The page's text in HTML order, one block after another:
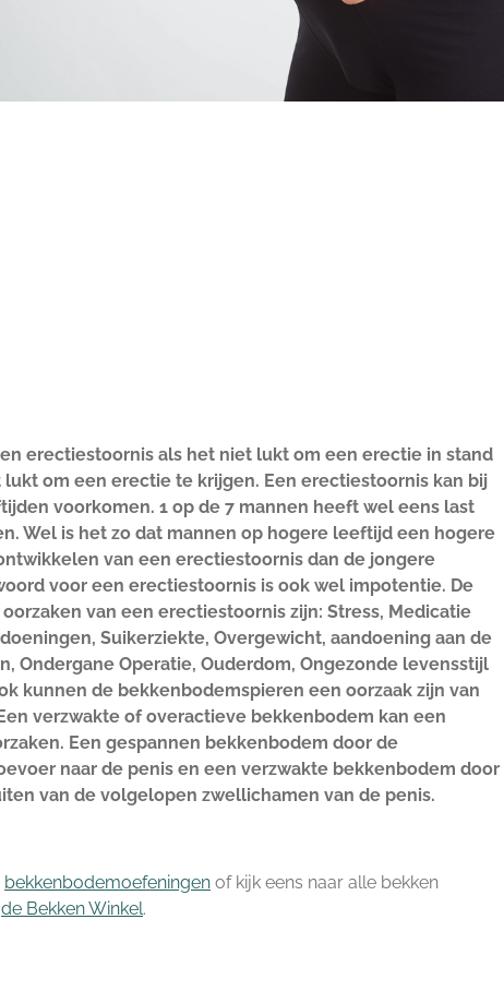
erectiestoornis als het niet lukt om een erectie in stand
om een erectie te krijgen. Een erectiestoornis kan bij
voorkomen. 1 op de 7 mannen heeft wel eens last
Wel is het zo dat mannen op hogere leeftijd een hogere
van een erectiestoornis dan de jongere
voor een erectiestoornis is ook wel impotentie. De
van een erectiestoornis zijn: Stress, Medicatie
Suikerziekte, Overgewicht, aandoening aan de
Ondergane Operatie, Ouderdom, Ongezonde levensstijl
kunnen de bekkenbodemspieren een oorzaak zijn van
verzwakte of overactieve bekkenbodem kan een
Een gespannen bekkenbodem door de
naar de penis en een verzwakte bekkenbodem door
van de volgelopen zwellichamen van de penis.
bekkenbodemoefeningen of kijk eens naar alle bekken
de Bekken Winkel.